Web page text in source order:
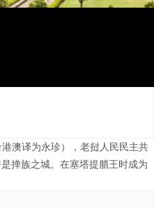
译为永珍），老挝人民民主共
掸族之城。在塞塔提腊王时成为